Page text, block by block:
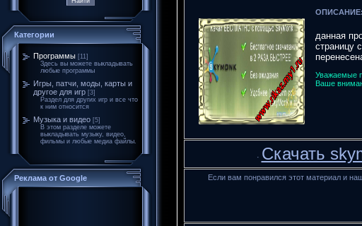
Категории
Программы [11]
Здесь вы можете выкладывать
любые программы
Игры, патчи, моды, карты и
другое для игр [3]
Раздел для других игр и все что
к ним относится
Музыка и видео [5]
В этом разделе можете
выкладывать музыку, видео,
фильмы и любые медиа файлы.
Реклама от Google
ОПИСАНИЕ:
данная
страницу
Уважаемые
Ваше
· Скачать
Если вам понравился этот материал и